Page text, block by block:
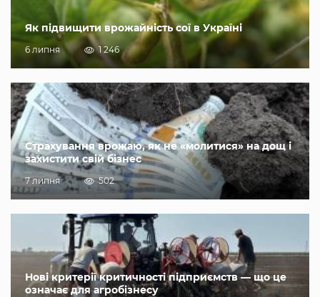
Як підвищити врожайність сої в Україні
6 липня 1 246
Страхування врожаю, як не «молитися» на дощ і
захистити свій бізнес
7 липня 502
Нові критерії критичності підприємств — що це
означає для агробізнесу